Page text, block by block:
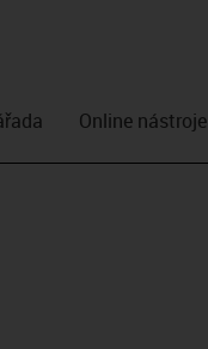
Online nástroje